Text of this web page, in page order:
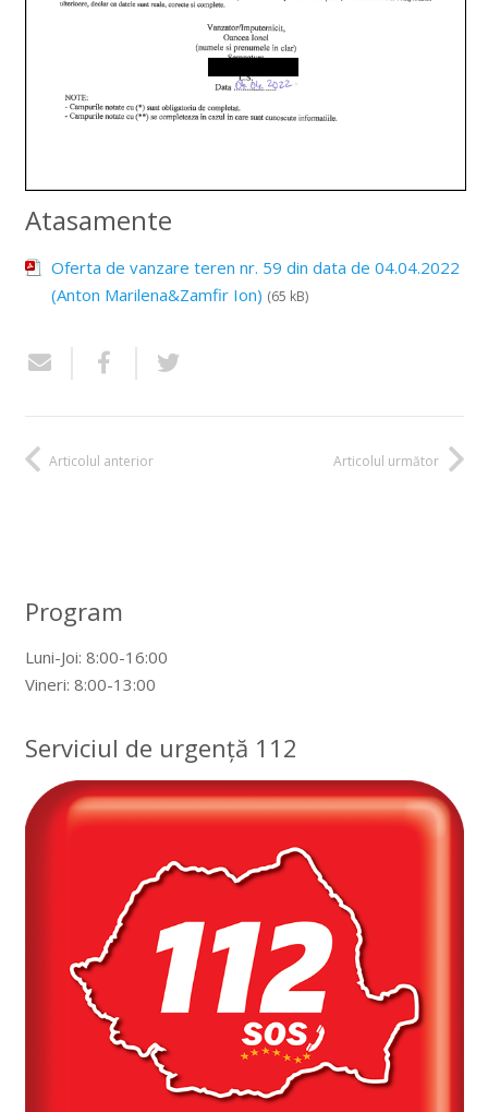
Atasamente
Oferta de vanzare teren nr. 59 din data de 04.04.2022
(Anton Marilena&Zamfir Ion) (65 kB)
Articolul anterior Articolul următor
Program
Luni-Joi: 8:00-16:00
Vineri: 8:00-13:00
Serviciul de urgență 112